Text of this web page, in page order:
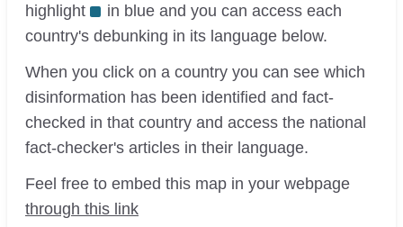
highlight
in blue and you can access each
country's debunking in its language below.
When you click on a country you can see which
disinformation has been identified and fact-
checked in that country and access the national
fact-checker's articles in their language.
Feel free to embed this map in your webpage
through this link